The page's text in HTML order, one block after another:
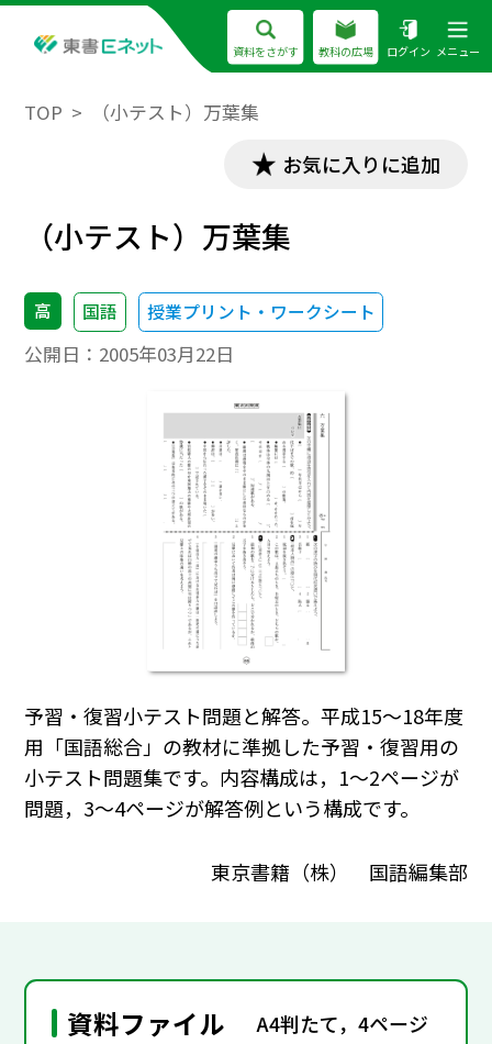
資料をさがす 教科の広場 ログイン メニュー
TOP （小テスト）万葉集
お気に入りに追加
（小テスト）万葉集
高 国語 授業プリント・ワークシート
公開日： 2005年03月22日
予習・復習小テスト問題と解答。平成15～18年度
用「国語総合」の教材に準拠した予習・復習用の
小テスト問題集です。内容構成は，1～2ページが
問題，3～4ページが解答例という構成です。
東京書籍（株） 国語編集部
資料ファイル A4判たて，4ページ